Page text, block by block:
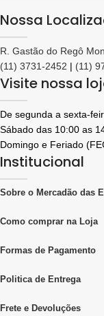
Nossa
R. Gastão do Regô
(11) 3731-2452 | (11)
Visite nossa
De segunda a sexta-
Sábado das 10:00 as
Domingo e Feriado
Institucional
Sobre o Mercadão das
Como comprar na Loja
Formas de Pagamento
Politica de Entrega
Frete e Devoluções